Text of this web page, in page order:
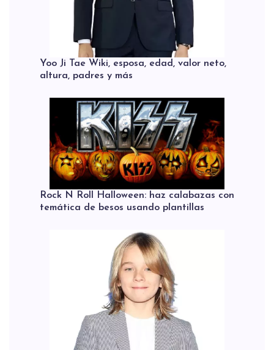
Yoo Ji Tae Wiki, esposa, edad, valor neto,
altura, padres y más
Rock N Roll Halloween: haz calabazas con
temática de besos usando plantillas